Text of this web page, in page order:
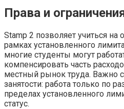
Права и
Stamp 2 позволяет учиться
рамках установленного
многие студенты могут
компенсировать часть
местный рынок труда. Важно
занятости: работа только по
пределах установленного
статус.